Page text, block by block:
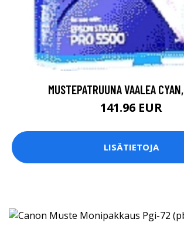
MUSTEPATRUUNA VAALEA
141.96 EUR
LISÄTIETOJA